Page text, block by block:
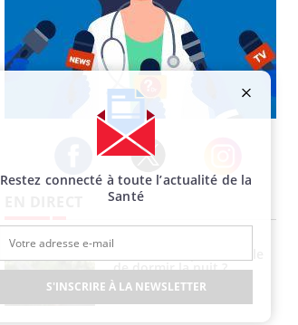
Facebook Twitter Instagram
de dormir la nuit ?
Restez connecté à toute l’actualité de la
Santé
S'INSCRIRE À LA NEWSLETTER